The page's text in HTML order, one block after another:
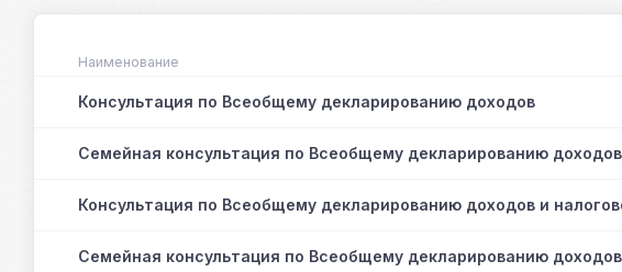
Наименование
Консультация по Всеобщему декларированию доходов
Семейная консультация по Всеобщему декларированию доходов
Консультация по Всеобщему декларированию доходов и
Семейная консультация по Всеобщему декларированию